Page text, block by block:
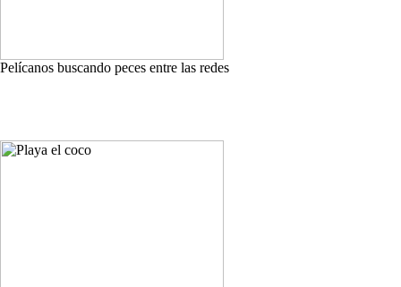
Pelícanos buscando peces entre las redes